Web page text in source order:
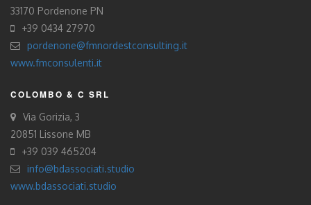
33170 Pordenone PN
+39 0434 27970
pordenone@fmnordestconsulting.it
www.fmconsulenti.it
COLOMBO & C SRL
Via Gorizia, 3
20851 Lissone MB
+39 039 465204
info@bdassociati.studio
www.bdassociati.studio